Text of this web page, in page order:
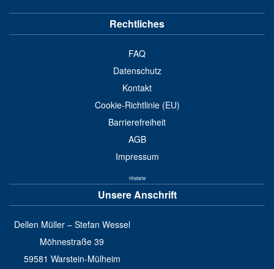
Rechtliches
FAQ
Datenschutz
Kontakt
Cookie-Richtlinie (EU)
Barrierefreiheit
AGB
Impressum
Historie
Unsere Anschrift
Dellen Müller – Stefan Wessel
Möhnestraße 39
59581 Warstein-Mülheim